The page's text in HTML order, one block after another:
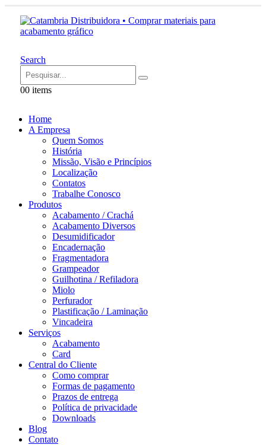
Search
00 items
Home
A Empresa
Quem Somos
História
Missão, Visão e Princípios
Localização
Contatos
Trabalhe Conosco
Produtos
Acabamento / Crachá
Acabamento Diversos
Desumidificador
Encadernação
Fragmentadora
Grampeador
Guilhotina / Refiladora
Miolo
Perfurador
Plastificação / Laminação
Vincadeira
Serviços
Acabamento
Card
Central do Cliente
Como comprar
Formas de pagamento
Prazos de entrega
Política de privacidade
Downloads
Blog
Contato